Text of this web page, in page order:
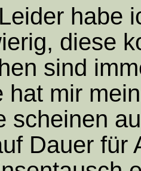
habe
diese
sind
hat mir
scheinen
Dauer für